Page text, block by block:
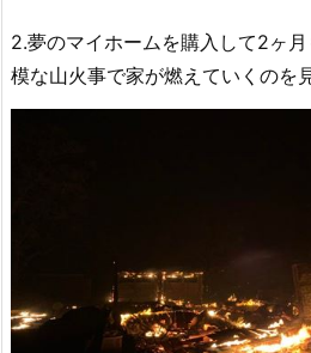
2.夢のマイホームを購入して2ヶ
模な山火事で家が燃えていくのを